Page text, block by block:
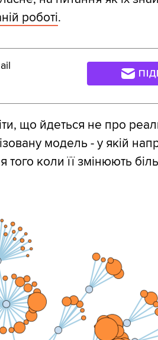
роботі.
що йдеться не про
модель - у якій
того коли її змінюють